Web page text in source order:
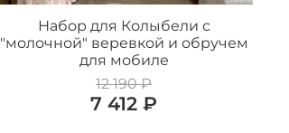
Набор для Колыбели с
"молочной" веревкой и обручем
для мобиле
12 190 ₽
7 412 ₽